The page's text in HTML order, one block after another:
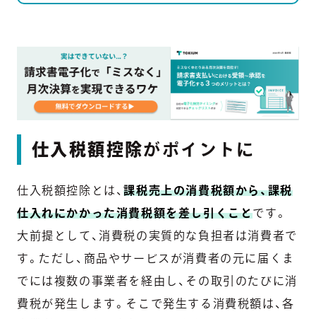
仕入税額控除がポイントに
仕入税額控除とは、課税売上の消費税額から、課税
仕入れにかかった消費税額を差し引くことです。
大前提として、消費税の実質的な負担者は消費者で
す。ただし、商品やサービスが消費者の元に届くま
でには複数の事業者を経由し、その取引のたびに消
費税が発生します。そこで発生する消費税額は、各